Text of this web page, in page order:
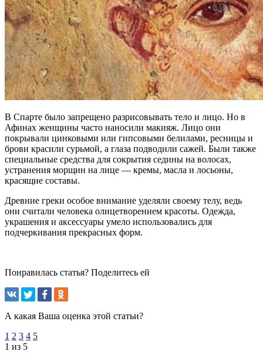
В Спарте было запрещено разрисовывать тело и лицо. Но в
Афинах женщины часто наносили макияж. Лицо они
покрывали цинковыми или гипсовыми белилами, ресницы и
брови красили сурьмой, а глаза подводили сажей. Были также
специальные средства для сокрытия седины на волосах,
устранения морщин на лице — кремы, масла и лосьоны,
красящие составы.
Древние греки особое внимание уделяли своему телу, ведь
они считали человека олицетворением красоты. Одежда,
украшения и аксессуары умело использовались для
подчеркивания прекрасных форм.
Понравилась статья? Поделитесь ей
А какая Ваша оценка этой статьи?
1 2 3 4 5
1 из 5